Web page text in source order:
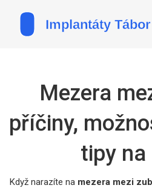
Mezera
příčiny,
tipy na
Když narazíte na mezera mezi